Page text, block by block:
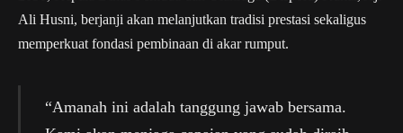
Ali Husni, berjanji akan melanjutkan tradisi prestasi sekaligus
memperkuat fondasi pembinaan di akar rumput.
“Amanah ini adalah tanggung jawab bersama.